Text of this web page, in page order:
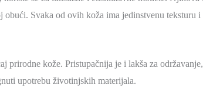
Svaka od ovih koža ima jedinstvenu teksturu
prirodne kože. Pristupačnija je i lakša za
upotrebu životinjskih materijala.